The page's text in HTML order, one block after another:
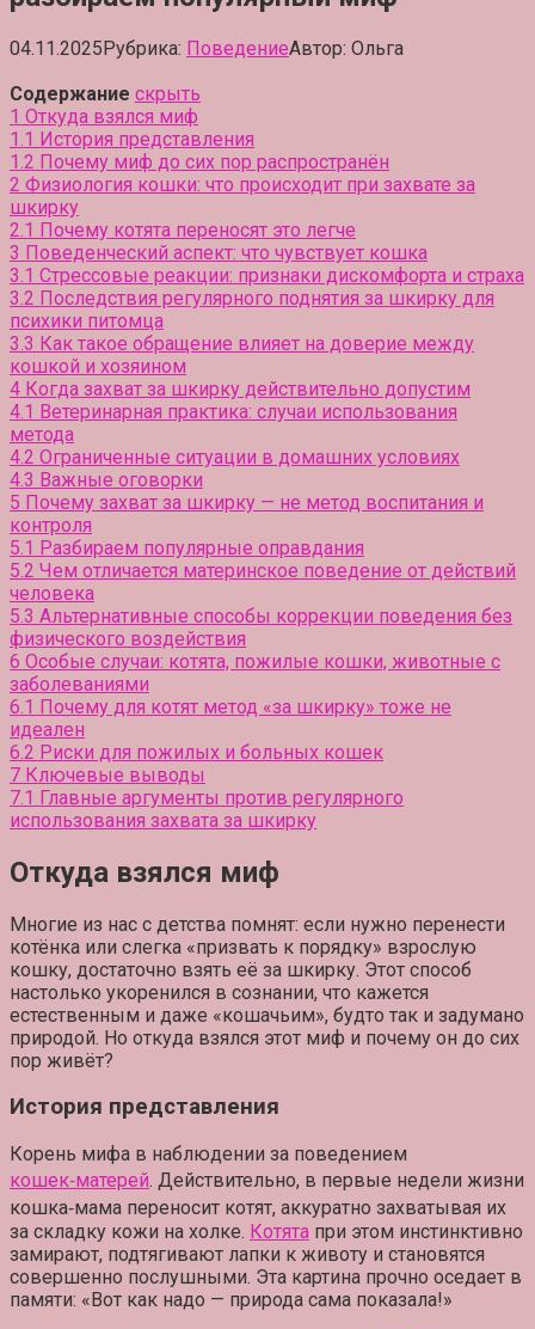
04.11.2025Рубрика: ПоведениеАвтор: Ольга
Содержание скрыть
1 Откуда взялся миф
1.1 История представления
1.2 Почему миф до сих пор распространён
2 Физиология кошки: что происходит при захвате за
шкирку
2.1 Почему котята переносят это легче
3 Поведенческий аспект: что чувствует кошка
3.1 Стрессовые реакции: признаки дискомфорта и страха
3.2 Последствия регулярного поднятия за шкирку для
психики питомца
3.3 Как такое обращение влияет на доверие между
кошкой и хозяином
4 Когда захват за шкирку действительно допустим
4.1 Ветеринарная практика: случаи использования
метода
4.2 Ограниченные ситуации в домашних условиях
4.3 Важные оговорки
5 Почему захват за шкирку — не метод воспитания и
контроля
5.1 Разбираем популярные оправдания
5.2 Чем отличается материнское поведение от действий
человека
5.3 Альтернативные способы коррекции поведения без
физического воздействия
6 Особые случаи: котята, пожилые кошки, животные с
заболеваниями
6.1 Почему для котят метод «за шкирку» тоже не
идеален
6.2 Риски для пожилых и больных кошек
7 Ключевые выводы
7.1 Главные аргументы против регулярного
использования захвата за шкирку
Откуда взялся миф
Многие из нас с детства помнят: если нужно перенести
котёнка или слегка «призвать к порядку» взрослую
кошку, достаточно взять её за шкирку. Этот способ
настолько укоренился в сознании, что кажется
естественным и даже «кошачьим», будто так и задумано
природой. Но откуда взялся этот миф и почему он до сих
пор живёт?
История представления
Корень мифа в наблюдении за поведением
кошек‑матерей. Действительно, в первые недели жизни
кошка‑мама переносит котят, аккуратно захватывая их
за складку кожи на холке. Котята при этом инстинктивно
замирают, подтягивают лапки к животу и становятся
совершенно послушными. Эта картина прочно оседает в
памяти: «Вот как надо — природа сама показала!»